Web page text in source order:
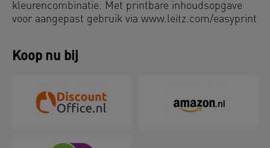
kleurencombinatie. Met printbare inhoudsopgave
voor aangepast gebruik via www.leitz.com/easyprint
Koop nu bij